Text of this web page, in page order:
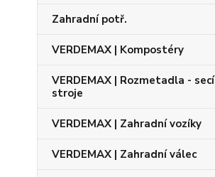
Zahradní potř.
VERDEMAX | Kompostéry
VERDEMAX | Rozmetadla - secí
stroje
VERDEMAX | Zahradní vozíky
VERDEMAX | Zahradní válec